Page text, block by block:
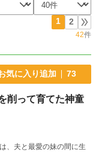
1 2
42件
気に入り追加 73
削って育てた神童